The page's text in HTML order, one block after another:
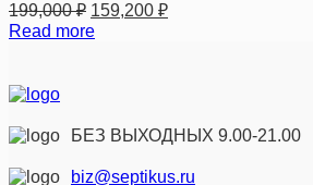
199,000₽ 159,200 ₽
Read more
БЕЗ ВЫХОДНЫХ 9.00-21.00
biz@septikus.ru